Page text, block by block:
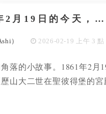
2月19日的今天，…
） 2026-02-19 上午 3 點
落的小故事。1861年2月
山大二世在聖彼得堡的宮